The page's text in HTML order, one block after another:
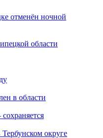
отменён ночной
области
в области
округе